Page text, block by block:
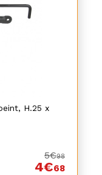
H.25 x
5€98
4€68